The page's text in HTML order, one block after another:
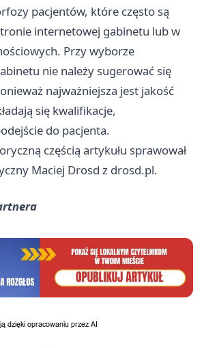
pacjentów, które często są
internetowej gabinetu lub w
Przy wyborze
nie należy sugerować się
najważniejsza jest jakość
się kwalifikacje,
do pacjenta.
częścią artykułu sprawował
Maciej Drosd z drosd.pl.